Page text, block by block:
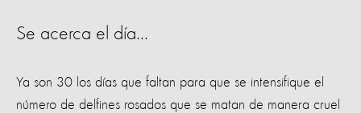
Se acerca el día...
Ya son 30 los días que faltan para que se intensifique el
número de delfines rosados que se matan de manera cruel